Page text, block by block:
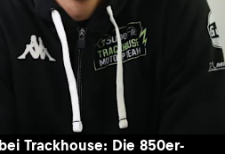
Trackhouse: Die 850er-